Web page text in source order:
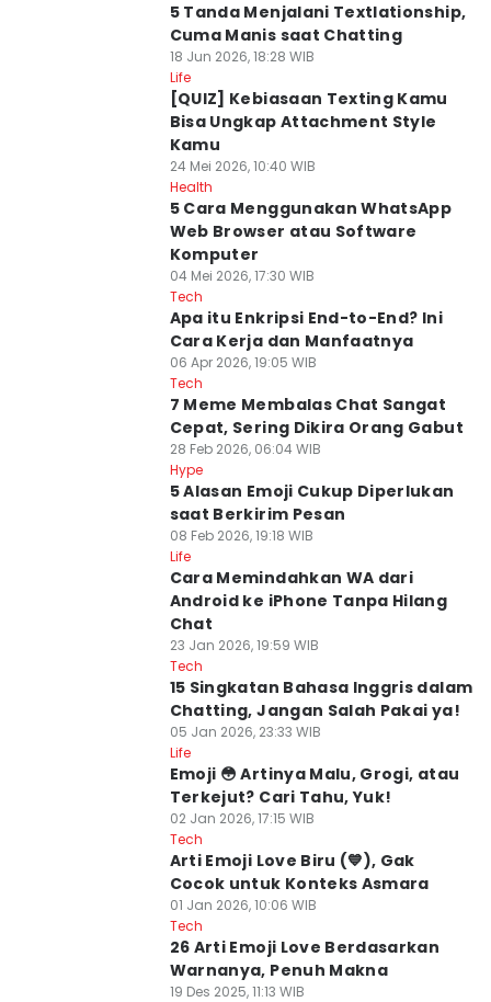
5 Tanda Menjalani Textlationship,
Cuma Manis saat Chatting
18 Jun 2026, 18:28 WIB
Life
[QUIZ] Kebiasaan Texting Kamu
Bisa Ungkap Attachment Style
Kamu
24 Mei 2026, 10:40 WIB
Health
5 Cara Menggunakan WhatsApp
Web Browser atau Software
Komputer
04 Mei 2026, 17:30 WIB
Tech
Apa itu Enkripsi End-to-End? Ini
Cara Kerja dan Manfaatnya
06 Apr 2026, 19:05 WIB
Tech
7 Meme Membalas Chat Sangat
Cepat, Sering Dikira Orang Gabut
28 Feb 2026, 06:04 WIB
Hype
5 Alasan Emoji Cukup Diperlukan
saat Berkirim Pesan
08 Feb 2026, 19:18 WIB
Life
Cara Memindahkan WA dari
Android ke iPhone Tanpa Hilang
Chat
23 Jan 2026, 19:59 WIB
Tech
15 Singkatan Bahasa Inggris dalam
Chatting, Jangan Salah Pakai ya!
05 Jan 2026, 23:33 WIB
Life
Emoji 😳 Artinya Malu, Grogi, atau
Terkejut? Cari Tahu, Yuk!
02 Jan 2026, 17:15 WIB
Tech
Arti Emoji Love Biru (💙), Gak
Cocok untuk Konteks Asmara
01 Jan 2026, 10:06 WIB
Tech
26 Arti Emoji Love Berdasarkan
Warnanya, Penuh Makna
19 Des 2025, 11:13 WIB